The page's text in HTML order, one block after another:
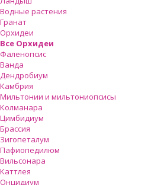
Водные растения
Гранат
Орхидеи
Все Орхидеи
Фаленопсис
Ванда
Дендробиум
Камбрия
Мильтонии и мильтониопсисы
Колманара
Цимбидиум
Брассия
Зигопеталум
Пафиопедилюм
Вильсонара
Каттлея
Онцидиум